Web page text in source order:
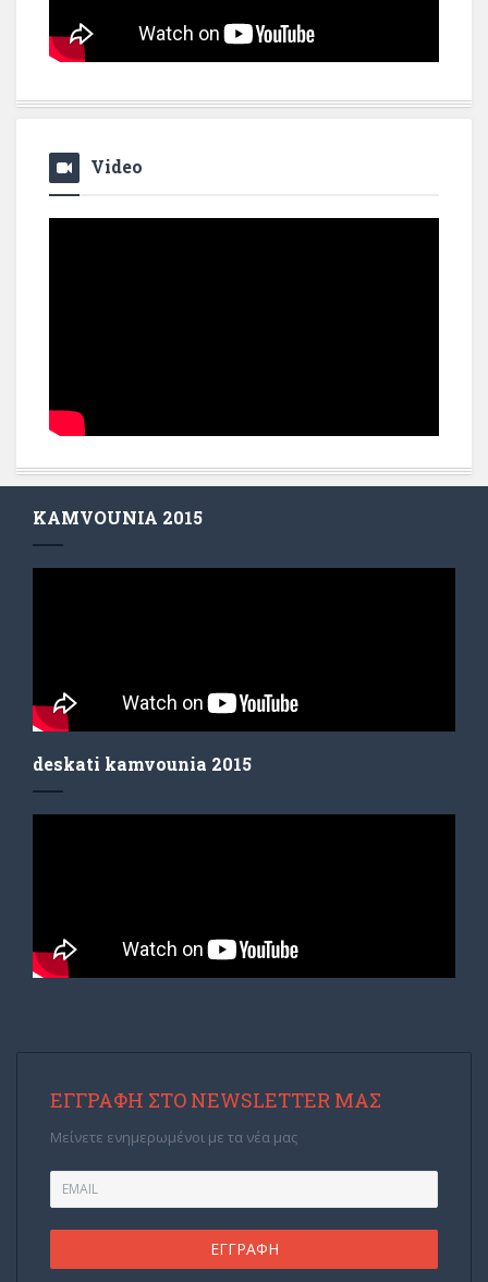
Video
KAMVOUNIA 2015
deskati kamvounia 2015
ΕΓΓΡΑΦΉ ΣΤΟ NEWSLETTER ΜΑΣ
Μείνετε ενημερωμένοι με τα νέα μας